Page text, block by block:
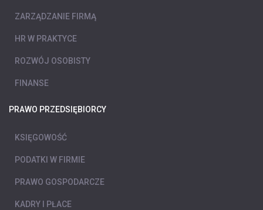
ZARZĄDZANIE FIRMĄ
HR W PRAKTYCE
ROZWÓJ OSOBISTY
FINANSE
PRAWO PRZEDSIĘBIORCY
KSIĘGOWOŚĆ
PODATKI W FIRMIE
PRAWO GOSPODARCZE
KADRY I PŁACE